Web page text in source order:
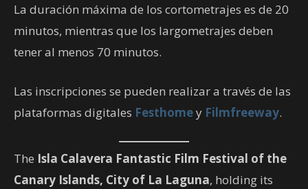
La duración máxima de los cortometrajes es de 20
minutos, mientras que los largometrajes deben
tener al menos 70 minutos.
Las inscripciones se pueden realizar a través de las
plataformas digitales Festhomey Filmfreeway.
The Isla Calavera Fantastic Film Festival of the
Canary Islands, City of La Laguna, holding its